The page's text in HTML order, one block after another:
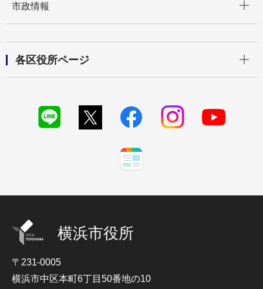
市政情報
各区役所ページ
横浜市役所
〒231-0005
横浜市中区本町6丁目50番地の10